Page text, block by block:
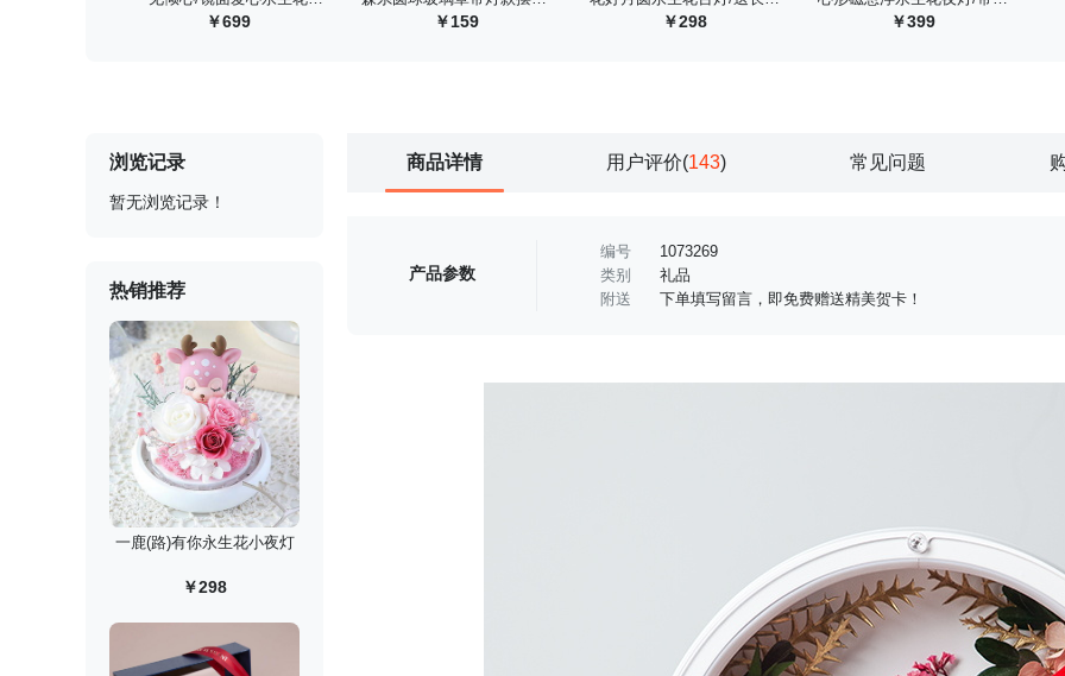
699 159 298 399
浏览记录
暂无浏览记录！
热销推荐
一鹿(路)有你永生花小夜灯
￥298
商品详情 用户评价(143) 常见问题
产品参数
编号
1073269
类别
礼品
附送
下单填写留言，即免费赠送精美贺卡！